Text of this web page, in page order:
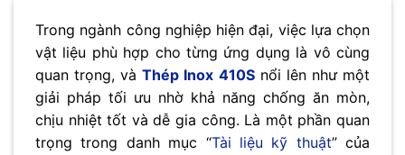
Trong ngành công nghiệp hiện đại, việc lựa chọn
vật liệu phù hợp cho từng ứng dụng là vô cùng
quan trọng, vàThép Inox 410Snổi lên như một
giải pháp tối ưu nhờ khả năng chống ăn mòn,
chịu nhiệt tốt và dễ gia công. Là một phần quan
trọng trong danh mục “Tài liệu kỹ thuật” của